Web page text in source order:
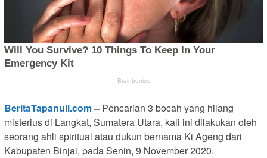
BeritaTapanuli.com– Pencarian 3 bocah yang hilang
misterius di Langkat, Sumatera Utara, kali ini dilakukan oleh
seorang ahli spiritual atau dukun bernama Ki Ageng dari
Kabupaten Binjai, pada Senin, 9 November 2020.